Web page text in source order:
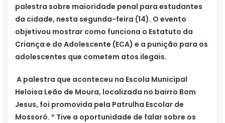
palestra sobre maioridade penal para estudantes
da cidade, nesta segunda-feira (14). O evento
objetivou mostrar como funciona o Estatuto da
Criança e do Adolescente (ECA) e a punição para os
adolescentes que cometem atos ilegais.
A palestra que aconteceu na Escola Municipal
Heloisa Leão de Moura, localizada no bairro Bom
Jesus, foi promovida pela Patrulha Escolar de
Mossoró. “ Tive a oportunidade de falar sobre os